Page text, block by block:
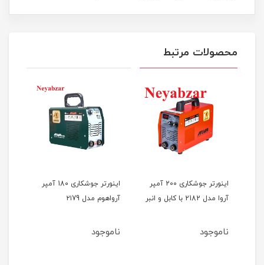
محصولات مرتبط
اینورتر جوشکاری 200 آمپر
آروا مدل 2182 با کابل و انبر
ناموجود
اینورتر جوشکاری 18۰ آمپر
آرواهوم مدل ۲۱79
ناموجود